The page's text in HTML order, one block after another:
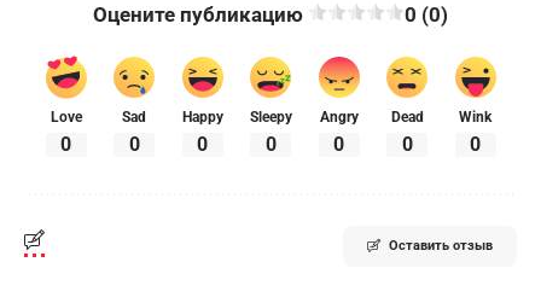
Оцените публикацию 0 (0)
Love
0
Sad
0
Happy
0
Sleepy
0
Angry
0
Dead
0
Wink
0
Оставить отзыв